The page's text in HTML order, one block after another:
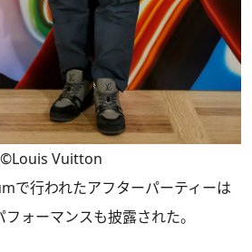
©Louis Vuitton
で行われたアフターパーティーは
ォーマンスも披露された。